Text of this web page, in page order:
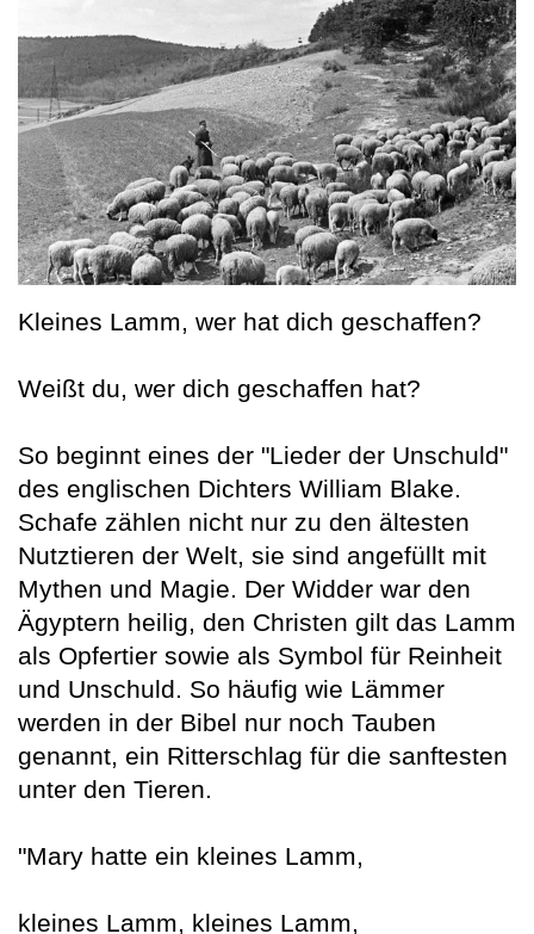
Kleines Lamm, wer hat dich geschaffen?
Weißt du, wer dich geschaffen hat?
So beginnt eines der "Lieder der Unschuld"
des englischen Dichters William Blake.
Schafe zählen nicht nur zu den ältesten
Nutztieren der Welt, sie sind angefüllt mit
Mythen und Magie. Der Widder war den
Ägyptern heilig, den Christen gilt das Lamm
als Opfertier sowie als Symbol für Reinheit
und Unschuld. So häufig wie Lämmer
werden in der Bibel nur noch Tauben
genannt, ein Ritterschlag für die sanftesten
unter den Tieren.
"Mary hatte ein kleines Lamm,
kleines Lamm, kleines Lamm,